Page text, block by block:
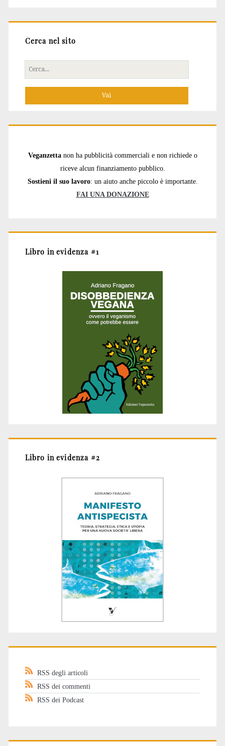
Cerca nel sito
Cerca
per:
Veganzetta non ha pubblicità commerciali e non richiede o
riceve alcun finanziamento pubblico.
Sostieni il suo lavoro: un aiuto anche piccolo è importante.
FAI UNA DONAZIONE
Libro in evidenza #1
Libro in evidenza #2
RSS degli articoli
RSS dei commenti
RSS dei Podcast